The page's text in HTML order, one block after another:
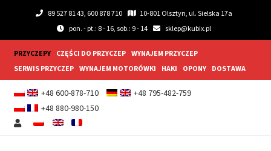
89 527 81 43, 600 878 710
10-801 Olsztyn, ul. Sielska 17a
pon. - pt.: 8 - 16, sob.: 9 - 14
sklep@kubix.pl
PRZYCZEPY CZĘŚCI DO PRZYCZEP
WYNAJEM PRZYCZEP
SERWIS PRZYCZEP
WYNAJEM MOTORÓWKI HAKI OPONY DOSTAWA
+48 600-878-710
+48 795-482-759
+48 880-980-150